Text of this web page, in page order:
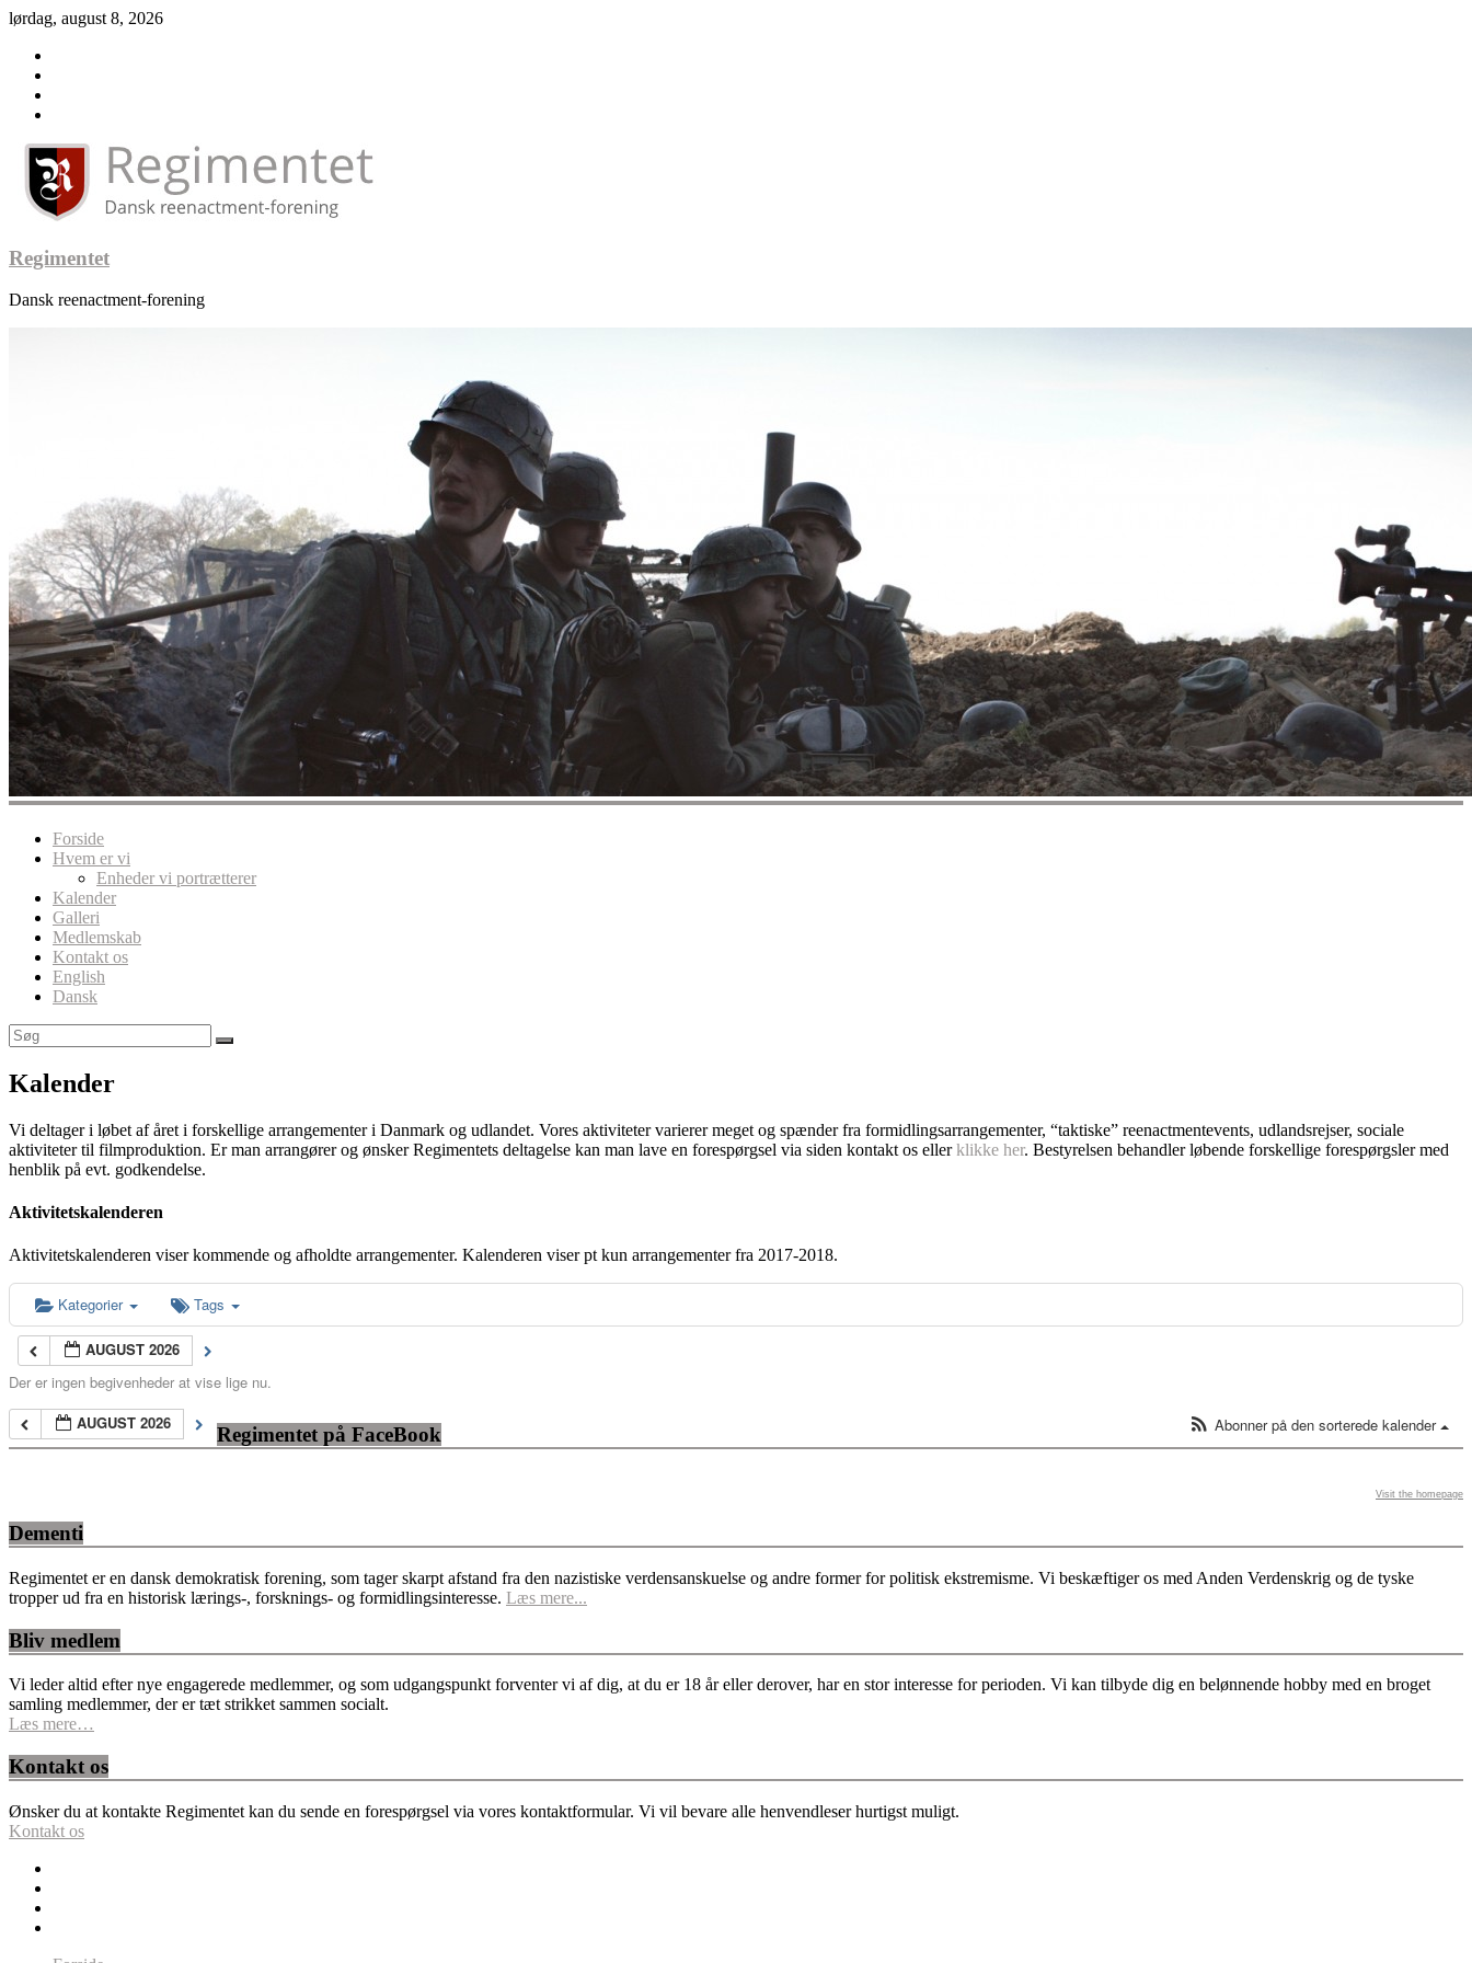
lørdag, august 8, 2026
Regimentet
Dansk reenactment-forening
Forside
Hvem er vi
Enheder vi portrætterer
Kalender
Galleri
Medlemskab
Kontakt os
English
Dansk
Kalender
Vi deltager i løbet af året i forskellige arrangementer i Danmark og udlandet. Vores aktiviteter varierer meget og spænder fra formidlingsarrangementer, “taktiske” reenactmentevents, udlandsrejser, sociale
aktiviteter til filmproduktion. Er man arrangører og ønsker Regimentets deltagelse kan man lave en forespørgsel via siden kontakt os ellerklikke her. Bestyrelsen behandler løbende forskellige forespørgsler med
henblik på evt. godkendelse.
Aktivitetskalenderen
Aktivitetskalenderen viser kommende og afholdte arrangementer. Kalenderen viser pt kun arrangementer fra 2017-2018.
Kategorier Tags
AUGUST 2026
Der er ingen begivenheder at vise lige nu.
AUGUST 2026
Abonner på den sorterede kalender
Regimentet på FaceBook
Visit the homepage
Dementi
Regimentet er en dansk demokratisk forening, som tager skarpt afstand fra den nazistiske verdensanskuelse og andre former for politisk ekstremisme. Vi beskæftiger os med Anden Verdenskrig og de tyske
tropper ud fra en historisk lærings-, forsknings- og formidlingsinteresse. Læs mere...
Bliv medlem
Vi leder altid efter nye engagerede medlemmer, og som udgangspunkt forventer vi af dig, at du er 18 år eller derover, har en stor interesse for perioden. Vi kan tilbyde dig en belønnende hobby med en broget
samling medlemmer, der er tæt strikket sammen socialt.
Læs mere…
Kontakt os
Ønsker du at kontakte Regimentet kan du sende en forespørgsel via vores kontaktformular. Vi vil bevare alle henvendleser hurtigst muligt.
Kontakt os